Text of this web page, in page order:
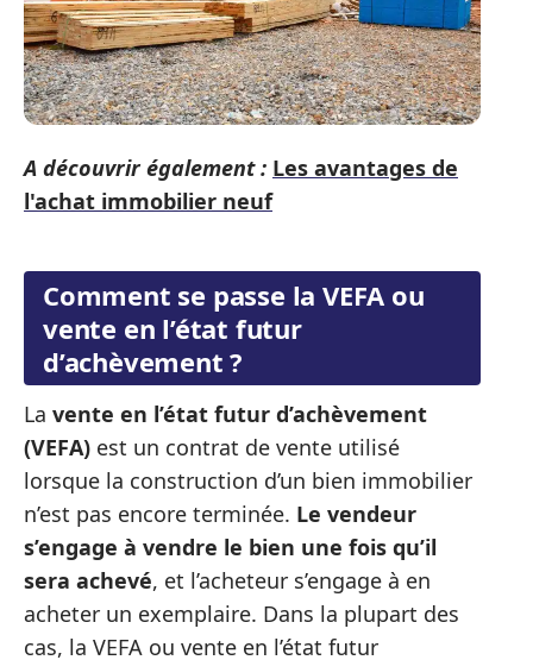
A découvrir également : Les avantages de
l'achat immobilier neuf
Comment se passe la VEFA ou
vente en l’état futur
d’achèvement ?
La vente en l’état futur d’achèvement
(VEFA) est un contrat de vente utilisé
lorsque la construction d’un bien immobilier
n’est pas encore terminée. Le vendeur
s’engage à vendre le bien une fois qu’il
sera achevé, et l’acheteur s’engage à en
acheter un exemplaire. Dans la plupart des
cas, la VEFA ou vente en l’état futur